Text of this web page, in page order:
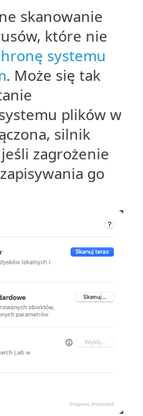
skanowanie
które nie
systemu
. Może się tak
plików w
silnik
zagrożenie
go